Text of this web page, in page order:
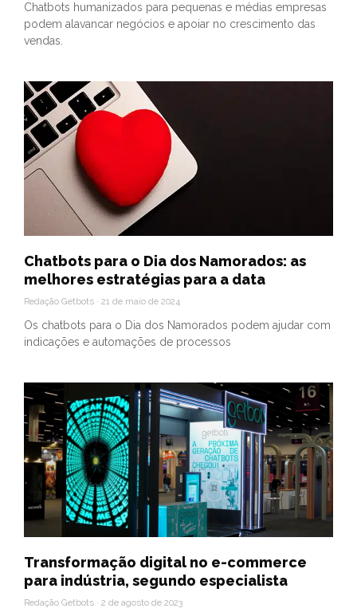
Chatbots humanizados para pequenas e médias empresas
podem alavancar negócios e apoiar no crescimento das
vendas.
Chatbots para o Dia dos Namorados: as
melhores estratégias para a data
Redação Getbots 21 de maio de 2024
Os chatbots para o Dia dos Namorados podem ajudar com
indicações e automações de processos
Transformação digital no e-commerce
para indústria, segundo especialista
Redação Getbots 2 de agosto de 2023